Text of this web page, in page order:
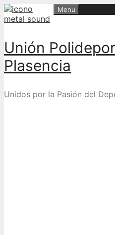
Skip
to
Unión
Plasencia
Unidos por la Pasión del
Menu